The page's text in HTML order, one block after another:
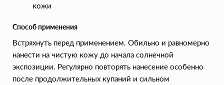
кожи
Способ применения
Встряхнуть перед применением. Обильно и равномерно
нанести на чистую кожу до начала солнечной
экспозиции. Регулярно повторять нанесение особенно
после продолжительных купаний и сильном